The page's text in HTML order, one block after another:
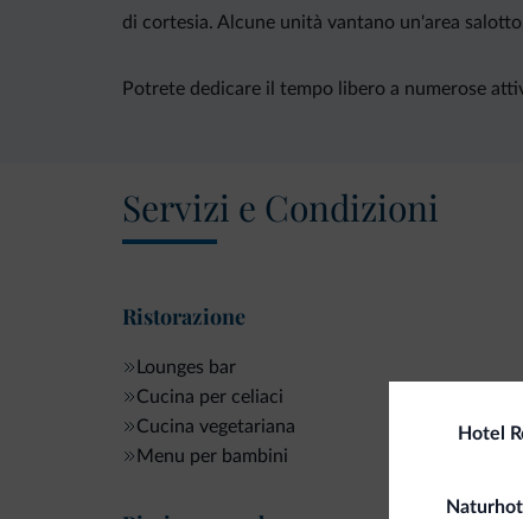
di cortesia. Alcune unità vantano un'area
Potrete dedicare il tempo libero a numerose
Servizi e Condizioni
Ristorazione
Lounges bar
Cucina per celiaci
Cucina vegetariana
Menu per bambini
Hotel